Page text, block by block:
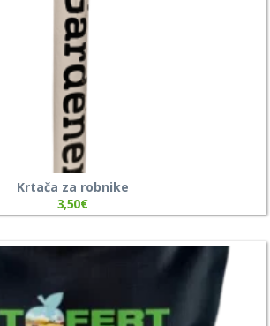
Krtača za robnike
3,50€